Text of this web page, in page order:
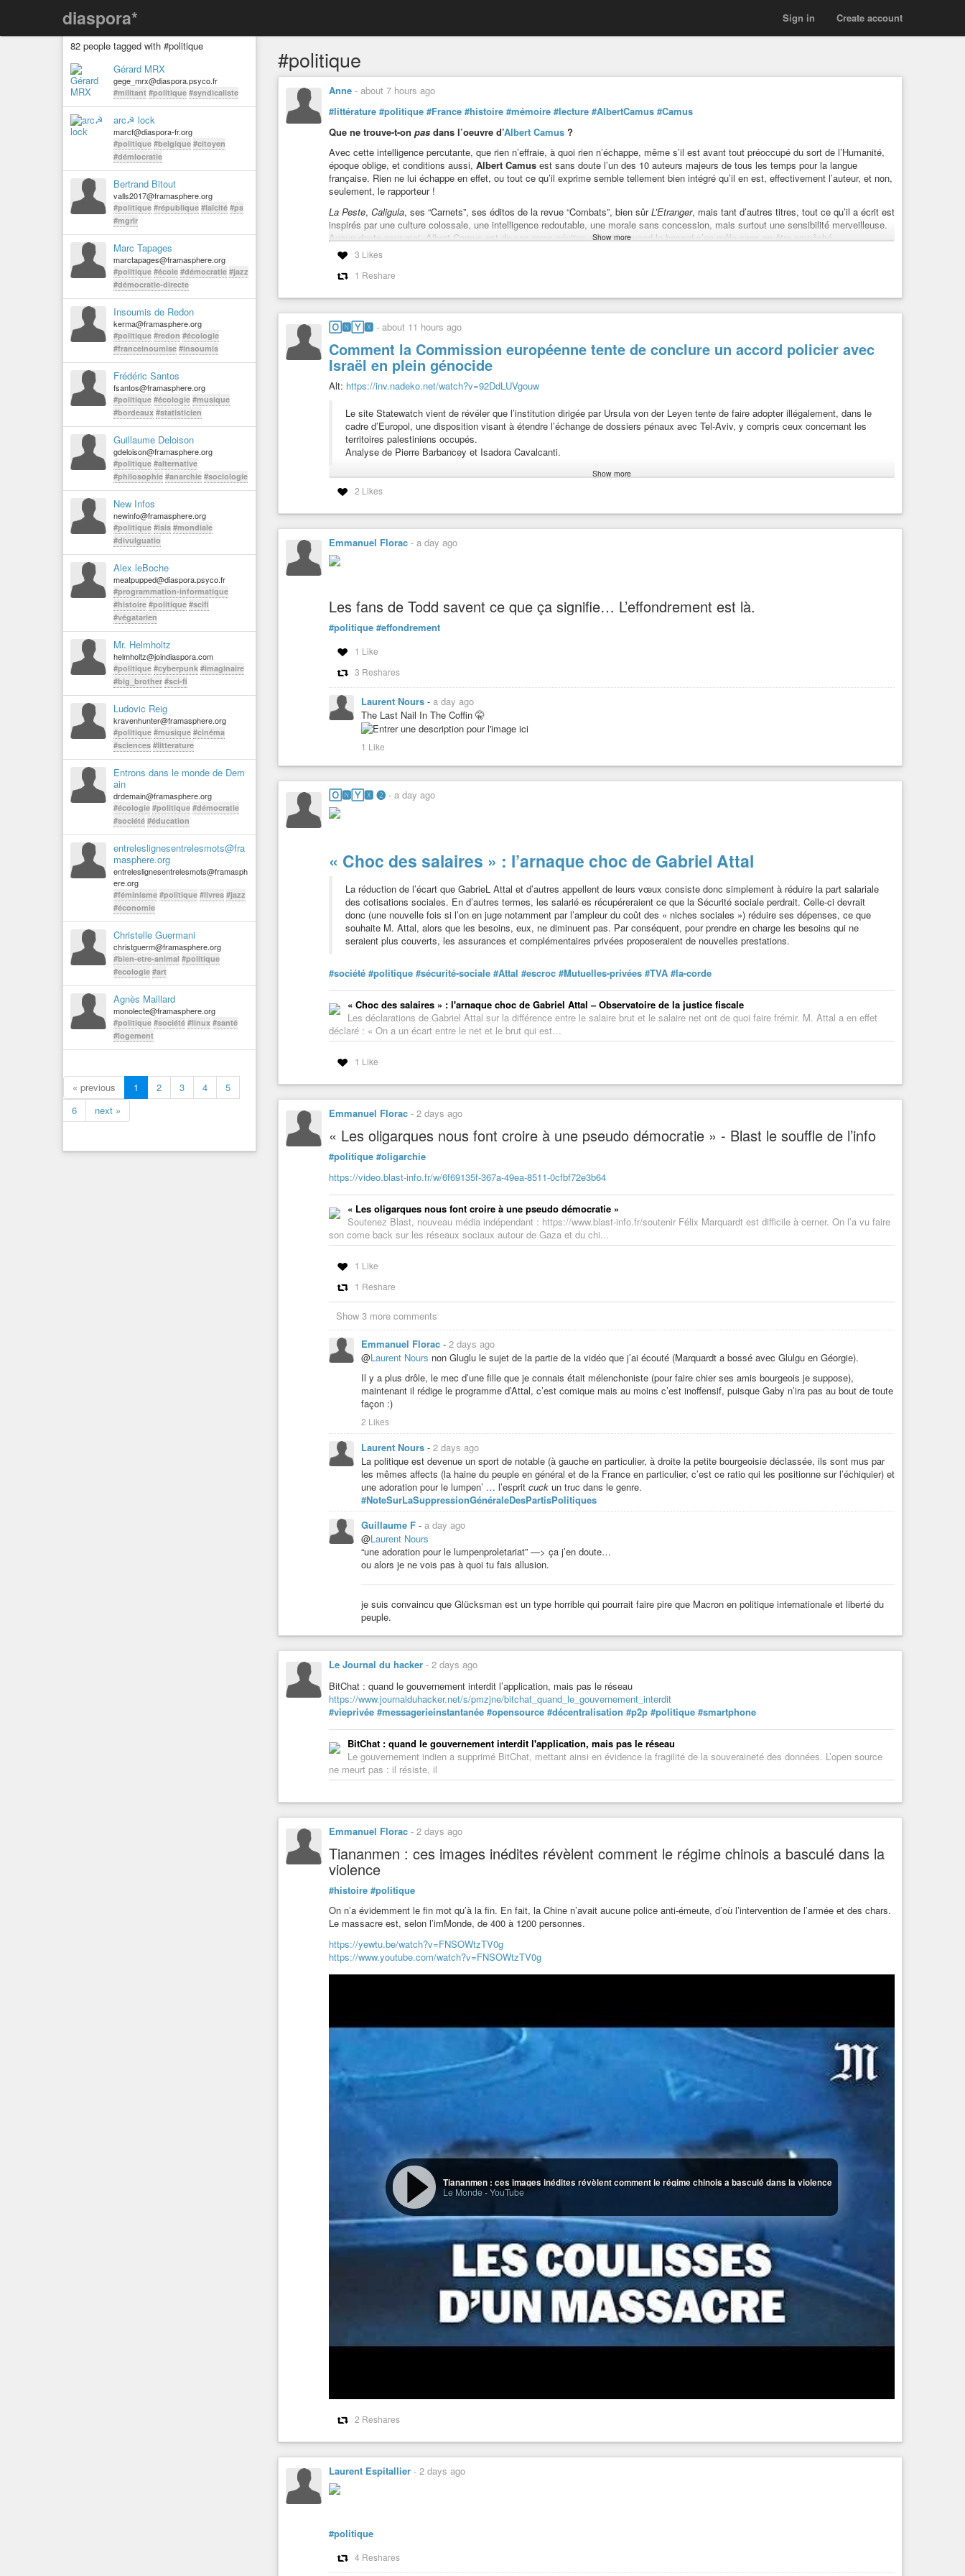
diaspora* Create account
Sign in
82 people tagged with #politique
Gérard MRX
gege_mrx@diaspora.psyco.fr
#militant #politique #syndicaliste
arc☭ lock
marcf@diaspora-fr.org
#politique #belgique #citoyen
#démlocratie
Bertrand Bitout
valls2017@framasphere.org
#politique #république #laïcité #ps
#mgrlr
Marc Tapages
marctapages@framasphere.org
#politique #école #démocratie #jazz
#démocratie-directe
Insoumis de Redon
kerma@framasphere.org
#politique #redon #écologie
#franceinoumise #insoumis
Frédéric Santos
fsantos@framasphere.org
#politique #écologie #musique
#bordeaux #statisticien
Guillaume Deloison
gdeloison@framasphere.org
#politique #alternative
#philosophie #anarchie #sociologie
New Infos
newinfo@framasphere.org
#politique #isis #mondiale
#divulguatio
Alex leBoche
meatpupped@diaspora.psyco.fr
#programmation-informatique
#histoire #politique #scifi
#végatarien
Mr. Helmholtz
helmholtz@joindiaspora.com
#politique #cyberpunk #imaginaire
#big_brother #sci-fi
Ludovic Reig
kravenhunter@framasphere.org
#politique #musique #cinéma
#sciences #litterature
Entrons dans le monde de Dem
ain
drdemain@framasphere.org
#écologie #politique #démocratie
#société #éducation
entreleslignesentrelesmots@fra
masphere.org
entreleslignesentrelesmots@framasph
ere.org
#féminisme #politique #livres #jazz
#économie
Christelle Guermani
christguerm@framasphere.org
#bien-etre-animal #politique
#ecologie #art
Agnès Maillard
monolecte@framasphere.org
#politique #société #linux #santé
#logement
« previous 1 2 3 4
5
6
next »
#politique
Anne - about 7 hours ago
#littérature #politique #France #histoire #mémoire #lecture #AlbertCamus #Camus
Que ne trouve-t-on pas dans l’oeuvre d’Albert Camus ?
Avec cette intelligence percutante, que rien n’effraie, à quoi rien n’échappe, même s’il est avant tout préoccupé du sort de l’Humanité,
époque oblige, et conditions aussi, Albert Camus est sans doute l’un des 10 auteurs majeurs de tous les temps pour la langue
française. Rien ne lui échappe en effet, ou tout ce qu’il exprime semble tellement bien intégré qu’il en est, effectivement l’auteur, et non,
seulement, le rapporteur !
La Peste, Caligula, ses “Carnets”, ses éditos de la revue “Combats”, bien sûrL’Etranger, mais tant d’autres titres, tout ce qu’il a écrit est
inspirés par une culture colossale, une intelligence redoutable, une morale sans concession, mais surtout une sensibilité merveilleuse.
Aucun doute pour moi, Albert Camus est de ces rares pépites enfantée quand le hasard s’en mêle sans en être empêché.
Un simple exemple : ce qu’il écrit de Franco et de l’Espagne donne un aperçu de la modernité, de la lucidité extrême qui donnent à
Camus des réflexions toujours aussi valables à ce jour qu’au moment de leur écriture.
petit post à quel point la lecture de l’oeuvre d’Albert Camus me semble d’utilité publique, et je ne peux que la recommander
chaleureusement à quiconque de s’y plonger.
A titre strictement personnel, L’Etranger
direct à Camus, j’y comme un long poème, une ode, un chant d’amour pour le monde tel qu’il a accueilli et nourri Camus, dépouillé
jusqu’à l’essentiel.
Citation tirée de l’article de Wikipedia :
« La démocratie, ce n’est pas la loi de la majorité, mais la protection de la minorité »
Œuvres complètes, La Pléiade, IV, «
Show more
3 Likes
1 Reshare
🄾🅽🅈🆇 - about 11 hours ago
Comment la Commission européenne tente de conclure un accord policier avec
Israël en plein génocide
Alt: https://inv.nadeko.net/watch?v=92DdLUVgouw
Le site Statewatch vient de révéler que l’institution dirigée par Ursula von der Leyen tente de faire adopter illégalement, dans le
cadre d’Europol, une disposition visant à étendre l’échange de dossiers pénaux avec Tel-Aviv, y compris ceux concernant les
territoires palestiniens occupés.
Analyse de Pierre Barbancey et Isadora Cavalcanti.
Journal l'Humanité
Show more
2 Likes
Emmanuel Florac - a day ago
Les fans de Todd savent ce que ça signifie… L’effondrement est là.
#politique #effondrement
1 Like
3 Reshares
Laurent Nours - a day ago
The Last Nail In The Coffin 🤫
1 Like
🄾🅽🅈🆇 ❷ - a day ago
« Choc des salaires » : l’arnaque choc de Gabriel Attal
La réduction de l’écart que GabrieL Attal et d’autres appellent de leurs vœux consiste donc simplement à réduire la part salariale
des cotisations sociales. En d’autres termes, les salarié·es récupéreraient ce que la Sécurité sociale perdrait. Celle-ci devrait
donc (une nouvelle fois si l’on en juge notamment par l’ampleur du coût des « niches sociales ») réduire ses dépenses, ce que
souhaite M. Attal, alors que les besoins, eux, ne diminuent pas. Par conséquent, pour prendre en charge les besoins qui ne
seraient plus couverts, les assurances et complémentaires privées proposeraient de nouvelles prestations.
#société #politique #sécurité-sociale #Attal #escroc #Mutuelles-privées #TVA #la-corde
« Choc des salaires » : l'arnaque choc de Gabriel Attal – Observatoire de la justice fiscale
Les déclarations de Gabriel Attal sur la différence entre le salaire brut et le salaire net ont de quoi faire frémir. M. Attal a en effet
déclaré : « On a un écart entre le net et le brut qui est…
1 Like
Emmanuel Florac - 2 days ago
« Les oligarques nous font croire à une pseudo démocratie » - Blast le souffle de l’info
#politique #oligarchie
https://video.blast-info.fr/w/6f69135f-367a-49ea-8511-0cfbf72e3b64
« Les oligarques nous font croire à une pseudo démocratie »
Soutenez Blast, nouveau média indépendant : https://www.blast-info.fr/soutenir Félix Marquardt est difficile à cerner. On l’a vu faire
son come back sur les réseaux sociaux autour de Gaza et du chi...
1 Like
1 Reshare
Show 3 more comments
Emmanuel Florac - 2 days ago
@Laurent Nours non Gluglu le sujet de la partie de la vidéo que j’ai écouté (Marquardt a bossé avec Glulgu en Géorgie).
Il y a plus drôle, le mec d’une fille que je connais était mélenchoniste (pour faire chier ses amis bourgeois je suppose),
maintenant il rédige le programme d’Attal, c’est comique mais au moins c’est inoffensif, puisque Gaby n’ira pas au bout de toute
façon :)
2 Likes
Laurent Nours - 2 days ago
La politique est devenue un sport de notable (à gauche en particulier, à droite la petite bourgeoisie déclassée, ils sont mus par
les mêmes affects (la haine du peuple en général et de la France en particulier, c’est ce ratio qui les positionne sur l’échiquier) et
une adoration pour le lumpen’ … l’esprit cuck un truc dans le genre.
#NoteSurLaSuppressionGénéraleDesPartisPolitiques
Guillaume F - a day ago
@Laurent Nours
“une adoration pour le lumpenproletariat” —> ça j’en doute…
ou alors je ne vois pas à quoi tu fais allusion.
je suis convaincu que Glücksman est un type horrible qui pourrait faire pire que Macron en politique internationale et liberté du
peuple.
Le Journal du hacker - 2 days ago
BitChat : quand le gouvernement interdit l’application, mais pas le réseau
https://www.journalduhacker.net/s/pmzjne/bitchat_quand_le_gouvernement_interdit
#vieprivée #messagerieinstantanée #opensource #décentralisation #p2p #politique #smartphone
BitChat : quand le gouvernement interdit l'application, mais pas le réseau
Le gouvernement indien a supprimé BitChat, mettant ainsi en évidence la fragilité de la souveraineté des données. L’open source
ne meurt pas : il résiste, il
Emmanuel Florac - 2 days ago
Tiananmen : ces images inédites révèlent comment le régime chinois a basculé dans la
violence
#histoire #politique
On n’a évidemment le fin mot qu’à la fin. En fait, la Chine n’avait aucune police anti-émeute, d’où l’intervention de l’armée et des chars.
Le massacre est, selon l’imMonde, de 400 à 1200 personnes.
https://yewtu.be/watch?v=FNSOWtzTV0g
https://www.youtube.com/watch?v=FNSOWtzTV0g
Tiananmen : ces images inédites révèlent comment le régime chinois a basculé dans la violence
Le Monde-YouTube
2 Reshares
Laurent Espitallier - 2 days ago
#politique
4 Reshares